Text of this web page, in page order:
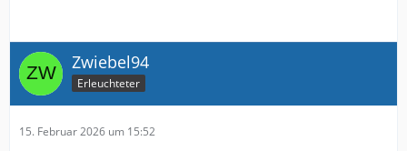
Zwiebel94
Erleuchteter
15. Februar 2026 um 15:52